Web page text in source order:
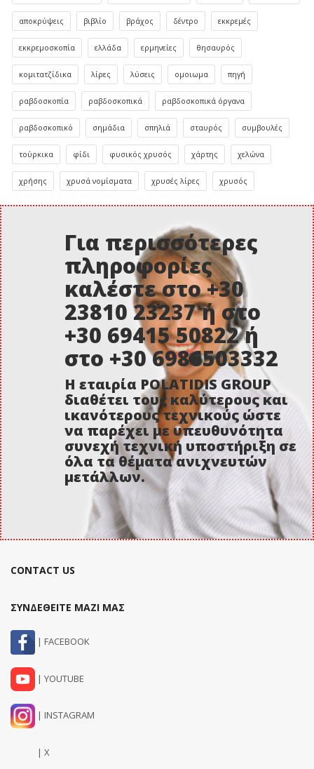
αποκρύψεις βιβλίο βράχος δέντρο εκκρεμές
εκκρεμοσκοπία ελλάδα ερμηνείες θησαυρός
κομιτατζίδικα λίρες λύσεις ομοιωμα πηγή
ραβδοσκοπία ραβδοσκοπικά ραβδοσκοπικά όργανα
ραβδοσκοπικό σημάδια σπηλιά σταυρός συμβουλές
τούρκικα φίδι φυσικός χρυσός χάρτης χελώνα
χρήσης χρυσά νομίσματα χρυσές λίρες χρυσός
Για περισσότερες
πληροφορίες
καλέστε στο +30
23810 23237 ή στο
+30 69415 50822 ή
στο +30 6986503332
Η εταιρία POLATIDIS GROUP
διαθέτει τους καλύτερους και
ικανότερους τεχνικούς ώστε
να παρέχει με υπευθυνότητα
συνεχή τεχνική υποστήριξη σε
όλα τα θέματα ανιχνευτών
μετάλλων.
CONTACT US
ΣΥΝΔΕΘΕΙΤΕ ΜΑΖΙ ΜΑΣ
| FACEBOOK
| YOUTUBE
| INSTAGRAM
| X